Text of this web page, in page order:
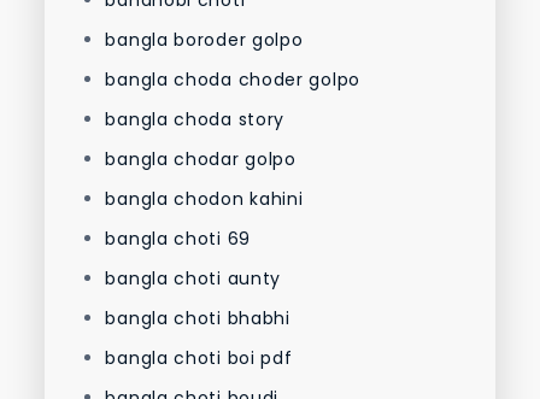
bangla boroder golpo
bangla choda choder golpo
bangla choda story
bangla chodar golpo
bangla chodon kahini
bangla choti 69
bangla choti aunty
bangla choti bhabhi
bangla choti boi pdf